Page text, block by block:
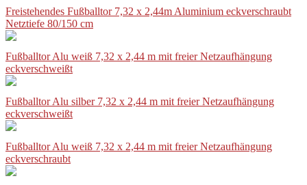
Freistehendes Fußballtor 7,32 x 2,44m Aluminium eckverschraubt
Netztiefe 80/150 cm
Fußballtor Alu weiß 7,32 x 2,44 m mit freier Netzaufhängung
eckverschweißt
Fußballtor Alu silber 7,32 x 2,44 m mit freier Netzaufhängung
eckverschweißt
Fußballtor Alu weiß 7,32 x 2,44 m mit freier Netzaufhängung
eckverschraubt